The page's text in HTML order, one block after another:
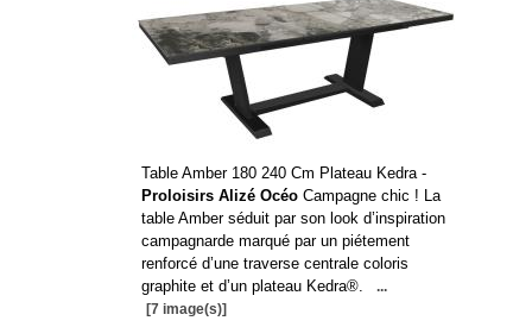
Table Amber 180 240 Cm Plateau Kedra -
Proloisirs Alizé OcéoCampagne chic ! La
table Amber séduit par son look d’inspiration
campagnarde marqué par un piétement
renforcé d’une traverse centrale coloris
graphite et d’un plateau Kedra®.
...
[7 image(s)]